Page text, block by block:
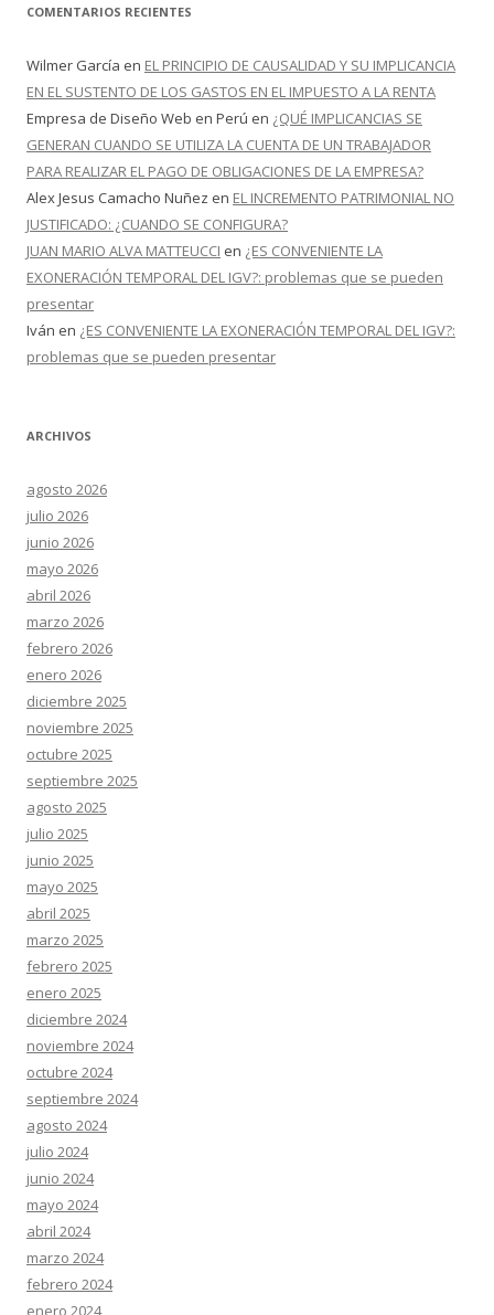
COMENTARIOS RECIENTES
Wilmer García en EL PRINCIPIO DE CAUSALIDAD Y SU IMPLICANCIA
EN EL SUSTENTO DE LOS GASTOS EN EL IMPUESTO A LA RENTA
Empresa de Diseño Web en Perú en ¿QUÉ IMPLICANCIAS SE
GENERAN CUANDO SE UTILIZA LA CUENTA DE UN TRABAJADOR
PARA REALIZAR EL PAGO DE OBLIGACIONES DE LA EMPRESA?
Alex Jesus Camacho Nuñez en EL INCREMENTO PATRIMONIAL NO
JUSTIFICADO: ¿CUANDO SE CONFIGURA?
JUAN MARIO ALVA MATTEUCCI en ¿ES CONVENIENTE LA
EXONERACIÓN TEMPORAL DEL IGV?: problemas que se pueden
presentar
Iván en ¿ES CONVENIENTE LA EXONERACIÓN TEMPORAL DEL IGV?:
problemas que se pueden presentar
ARCHIVOS
agosto 2026
julio 2026
junio 2026
mayo 2026
abril 2026
marzo 2026
febrero 2026
enero 2026
diciembre 2025
noviembre 2025
octubre 2025
septiembre 2025
agosto 2025
julio 2025
junio 2025
mayo 2025
abril 2025
marzo 2025
febrero 2025
enero 2025
diciembre 2024
noviembre 2024
octubre 2024
septiembre 2024
agosto 2024
julio 2024
junio 2024
mayo 2024
abril 2024
marzo 2024
febrero 2024
enero 2024